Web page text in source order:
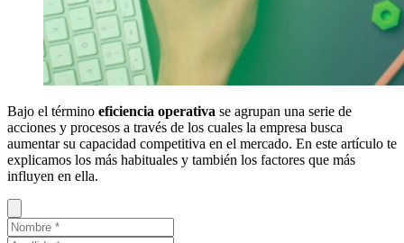
Bajo el término eficiencia operativa se agrupan una serie de
acciones y procesos a través de los cuales la empresa busca
aumentar su capacidad competitiva en el mercado. En este artículo te
explicamos los más habituales y también los factores que más
influyen en ella.